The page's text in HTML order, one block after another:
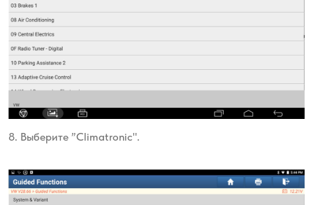
8. Выберите ”Climatronic".